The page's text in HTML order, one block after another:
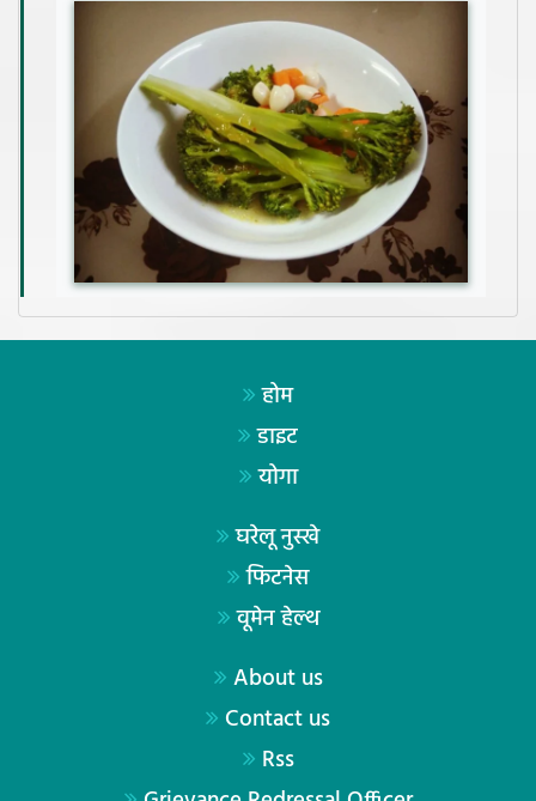
होम
डाइट
योगा
घरेलू नुस्खे
फिटनेस
वूमेन हेल्थ
About us
Contact us
Rss